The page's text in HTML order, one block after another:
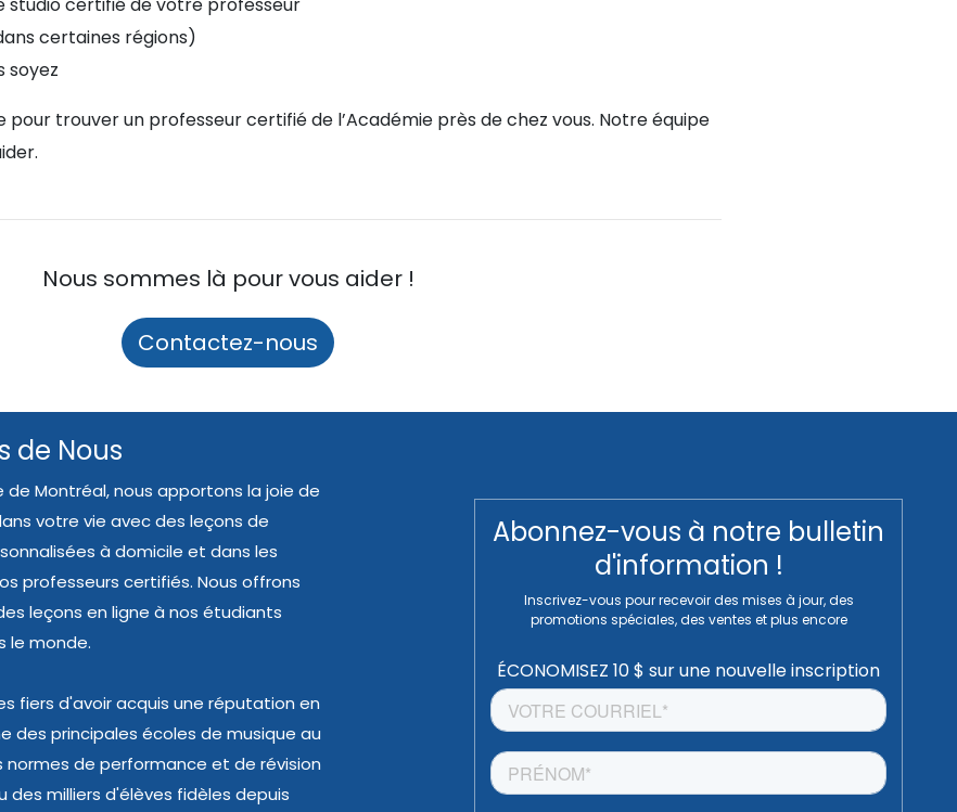
studio certifié de votre professeur
certaines régions)
soyez
trouver un professeur certifié de l’Académie près de chez vous. Notre équipe
Nous sommes là pour vous aider !
Contactez-nous
de Nous
de Montréal, nous apportons la joie de
votre vie avec des leçons de
à domicile et dans les
professeurs certifiés. Nous offrons
leçons en ligne à nos étudiants
le monde.
fiers d'avoir acquis une réputation en
des principales écoles de musique au
normes de performance et de révision
des milliers d'élèves fidèles depuis
Abonnez-vous à notre bulletin
d'information !
Inscrivez-vous pour recevoir des mises à jour, des
promotions spéciales, des ventes et plus encore